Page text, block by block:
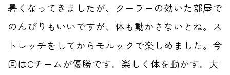
暑くなってきましたが、クーラーの効いた部屋で
のんびりもいいですが、体も動かさないとね。ス
トレッチをしてからモルックで楽しめました。今
回はCチームが優勝です。楽しく体を動かす。大